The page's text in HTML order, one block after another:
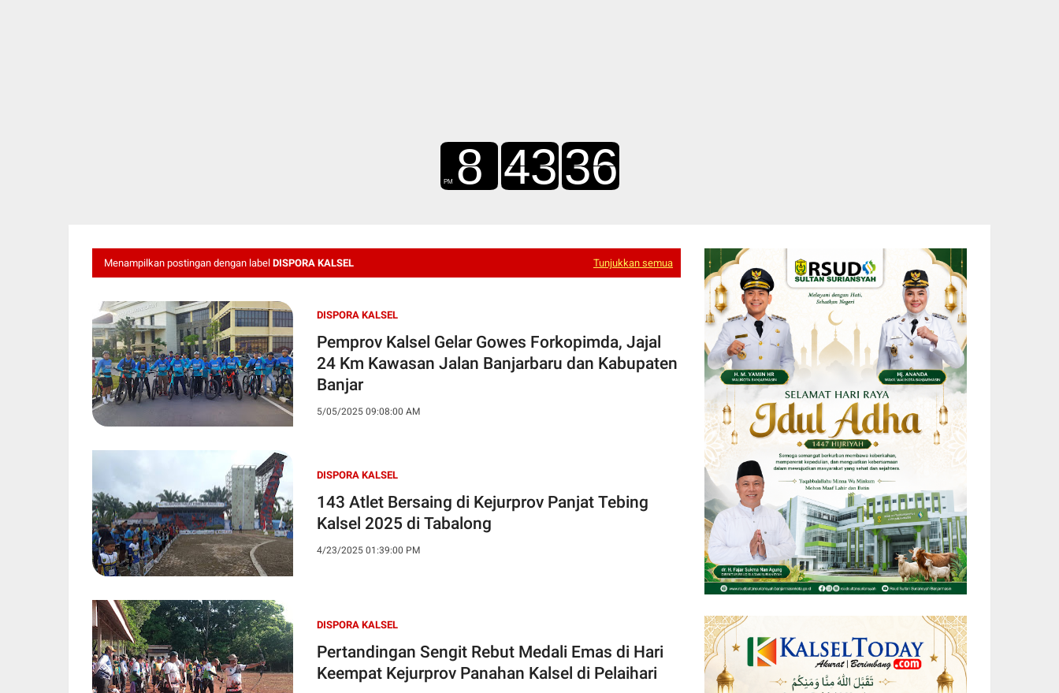
Menampilkan postingan dengan label DISPORA KALSEL Tunjukkan semua
DISPORA KALSEL
Pemprov Kalsel Gelar Gowes Forkopimda, Jajal
24 Km Kawasan Jalan Banjarbaru dan Kabupaten
Banjar
5/05/2025 09:08:00 AM
DISPORA KALSEL
143 Atlet Bersaing di Kejurprov Panjat Tebing
Kalsel 2025 di Tabalong
4/23/2025 01:39:00 PM
DISPORA KALSEL
Pertandingan Sengit Rebut Medali Emas di Hari
Keempat Kejurprov Panahan Kalsel di Pelaihari